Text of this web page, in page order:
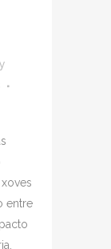
entre